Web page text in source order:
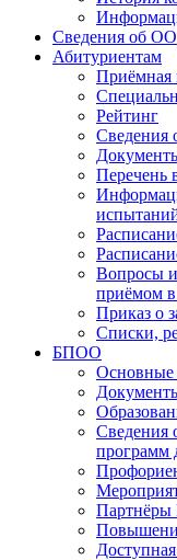
Сведения об ОО
Абитуриентам
Приёмная
Рейтинг
Сведения
Перечень
Вопросы и
приёмом
Приказ о
Списки,
БПОО
Основные
Сведения
программ
Доступная